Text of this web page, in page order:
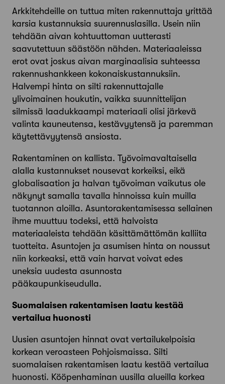
Arkkitehdeille on tuttua miten rakennuttaja yrittää
karsia kustannuksia suurennuslasilla. Usein niin
tehdään aivan kohtuuttoman uutterasti
saavutettuun säästöön nähden. Materiaaleissa
erot ovat joskus aivan marginaalisia suhteessa
rakennushankkeen kokonaiskustannuksiin.
Halvempi hinta on silti rakennuttajalle
ylivoimainen houkutin, vaikka suunnittelijan
silmissä laadukkaampi materiaali olisi järkevä
valinta kauneutensa, kestävyytensä ja paremman
käytettävyytensä ansiosta.
Rakentaminen on kallista. Työvoimavaltaisella
alalla kustannukset nousevat korkeiksi, eikä
globalisaation ja halvan työvoiman vaikutus ole
näkynyt samalla tavalla hinnoissa kuin muilla
tuotannon aloilla. Asuntorakentamisessa sellainen
ihme muuttuu todeksi, että halvoista
materiaaleista tehdään käsittämättömän kalliita
tuotteita. Asuntojen ja asumisen hinta on noussut
niin korkeaksi, että vain harvat voivat edes
uneksia uudesta asunnosta
pääkaupunkiseudulla.
Suomalaisen rakentamisen laatu kestää
vertailua huonosti
Uusien asuntojen hinnat ovat vertailukelpoisia
korkean veroasteen Pohjoismaissa. Silti
suomalaisen rakentamisen laatu kestää vertailua
huonosti. Kööpenhaminan uusilla alueilla korkea